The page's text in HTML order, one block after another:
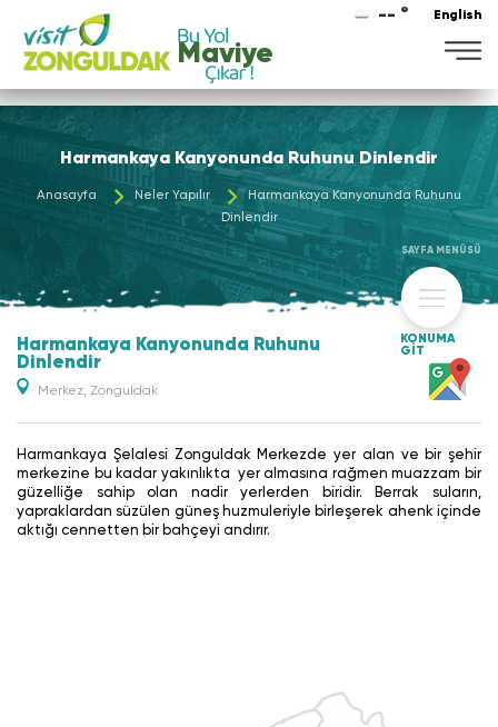
-- ° English
Maviye
Harmankaya Kanyonunda Ruhunu Dinlendir
Anasayfa Neler Yapılır
Harmankaya Kanyonunda Ruhunu
Dinlendir
SAYFA MENÜSÜ
Harmankaya Kanyonunda Ruhunu
Dinlendir
Merkez, Zonguldak
KONUMA
GİT
Harmankaya Şelalesi Zonguldak Merkezde yer alan ve bir şehir
merkezine bu kadar yakınlıkta yer almasına rağmen muazzam bir
güzelliğe sahip olan nadir yerlerden biridir. Berrak suların,
yapraklardan süzülen güneş huzmuleriyle birleşerek ahenk içinde
aktığı cennetten bir bahçeyi andırır.